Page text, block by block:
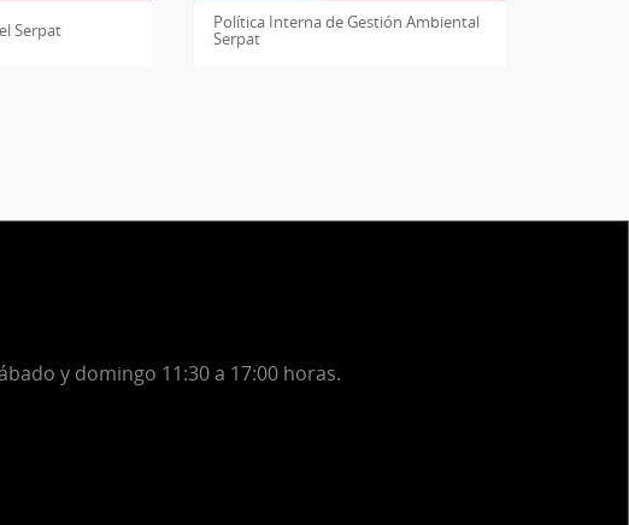
Serpat Política Interna de Gestión Ambiental
Serpat
y domingo 11:30 a 17:00 horas.